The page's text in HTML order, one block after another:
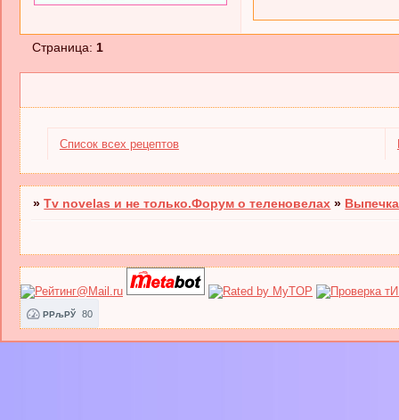
Страница: 1
Список всех рецептов
»Tv novelas и не только.Форум о теленовелах »
РРљРЎ 80